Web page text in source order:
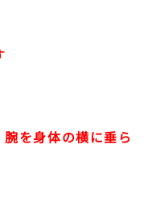
を身体の横に垂ら